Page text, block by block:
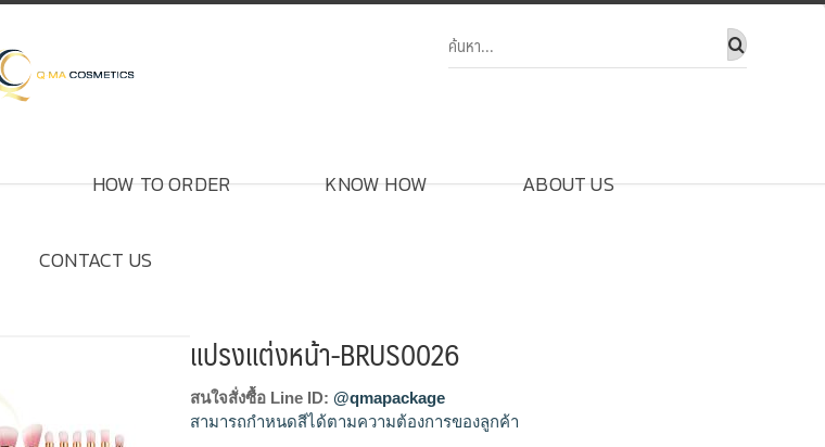
HOW TO ORDER KNOW HOW ABOUT US
CONTACT US
แปรงแต่งหน้า-BRUS0026
สนใจสั่งซื้อ Line ID: @qmapackage
สามารถกำหนดสีได้ตามความต้องการของลูกค้า